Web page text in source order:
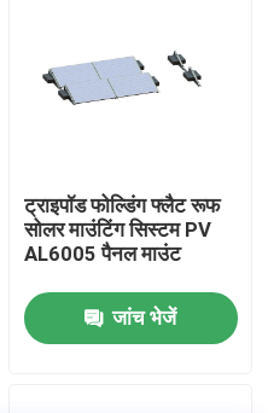
ट्राइपॉड फोल्डिंग फ्लैट रूफ
सोलर माउंटिंग सिस्टम PV
AL6005 पैनल माउंट
जांच भेजें